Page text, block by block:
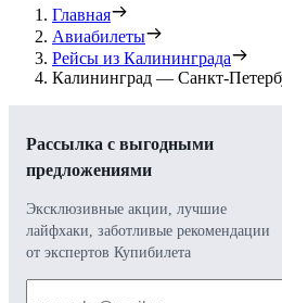
Главная
Авиабилеты
Рейсы из Калининграда
Калининград — Санкт-
Рассылка с выгодными
предложениями
Эксклюзивные акции, лучшие
лайфхаки, заботливые рекомендации
от экспертов Купибилета